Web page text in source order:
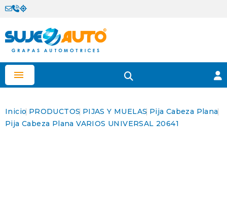

Inicio PRODUCTOS PIJAS Y MUELAS Pija Cabeza Plana
Pija Cabeza Plana VARIOS UNIVERSAL 20641